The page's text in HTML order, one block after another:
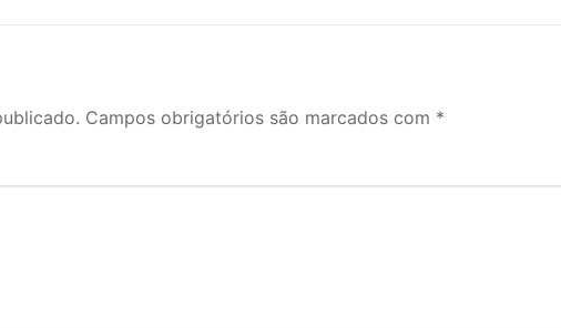
Campos obrigatórios são marcados com *